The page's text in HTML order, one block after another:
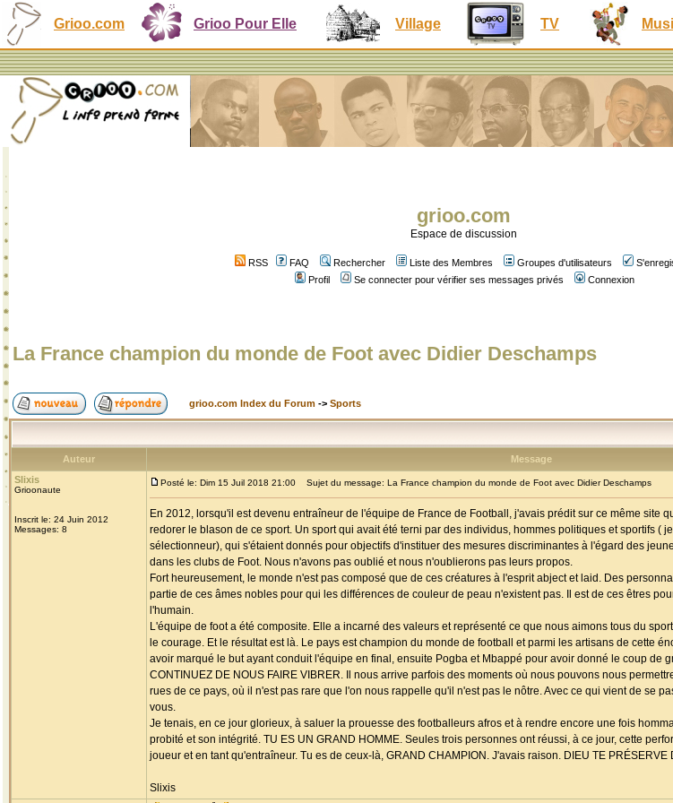
Grioo.com Grioo Pour Elle Village TV
grioo.com
Espace de discussion
RSS FAQ Rechercher Liste des Membres Groupes d'utilisateurs
Profil
Se connecter pour vérifier ses messages privés Connexion
La France champion du monde de Foot avec Didier Deschamps
grioo.com Index du Forum -> Sports
Auteur
Message
Slixis
Grioonaute
Inscrit le: 24 Juin 2012
Messages: 8
Posté le: Dim 15 Juil 2018 21:00 Sujet du message: La France champion du monde de Foot avec Didier Deschamps
En 2012, lorsqu'il est devenu entraîneur de l'équipe de France de Football, j'avais prédit sur ce même site
redorer le blason de ce sport. Un sport qui avait été terni par des individus, hommes politiques et sportifs (
sélectionneur), qui s'étaient donnés pour objectifs d'instituer des mesures discriminantes à l'égard des
dans les clubs de Foot. Nous n'avons pas oublié et nous n'oublierons pas leurs propos.
Fort heureusement, le monde n'est pas composé que de ces créatures à l'esprit abject et laid. Des
partie de ces âmes nobles pour qui les différences de couleur de peau n'existent pas. Il est de ces êtres
l'humain.
L'équipe de foot a été composite. Elle a incarné des valeurs et représenté ce que nous aimons tous du
le courage. Et le résultat est là. Le pays est champion du monde de football et parmi les artisans de cette
avoir marqué le but ayant conduit l'équipe en final, ensuite Pogba et Mbappé pour avoir donné le coup de
CONTINUEZ DE NOUS FAIRE VIBRER. Il nous arrive parfois des moments où nous pouvons nous
rues de ce pays, où il n'est pas rare que l'on nous rappelle qu'il n'est pas le nôtre. Avec ce qui vient de se
vous.
Je tenais, en ce jour glorieux, à saluer la prouesse des footballeurs afros et à rendre encore une fois
probité et son intégrité. TU ES UN GRAND HOMME. Seules trois personnes ont réussi, à ce jour, cette
joueur et en tant qu'entraîneur. Tu es de ceux-là, GRAND CHAMPION. J'avais raison. DIEU TE PRÉSERVE
Slixis